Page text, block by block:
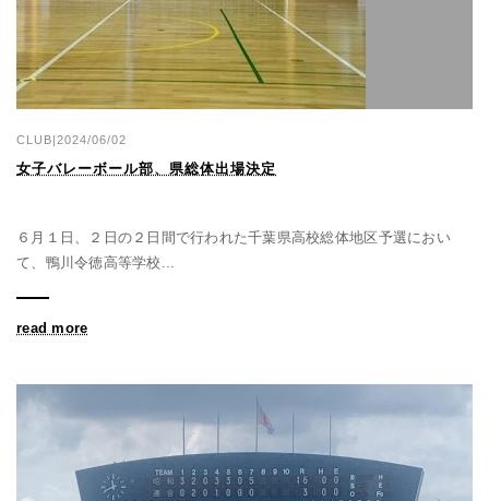
CLUB|2024/06/02
女子バレーボール部、県総体出場決定
６月１日、２日の２日間で行われた千葉県高校総体地区予選におい
て、鴨川令徳高等学校...
read more